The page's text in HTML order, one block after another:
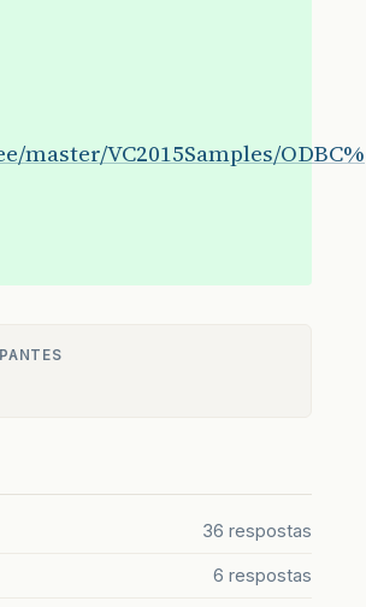
VC2015Samples/ODBC%
36 respostas
6 respostas